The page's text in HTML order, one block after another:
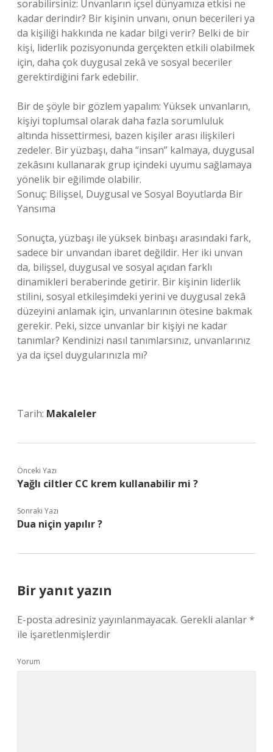
sorabilirsiniz: Unvanların içsel dünyamıza etkisi ne
kadar derindir? Bir kişinin unvanı, onun becerileri ya
da kişiliği hakkında ne kadar bilgi verir? Belki de bir
kişi, liderlik pozisyonunda gerçekten etkili olabilmek
için, daha çok duygusal zekâ ve sosyal beceriler
gerektirdiğini fark edebilir.
Bir de şöyle bir gözlem yapalım: Yüksek unvanların,
kişiyi toplumsal olarak daha fazla sorumluluk
altında hissettirmesi, bazen kişiler arası ilişkileri
zedeler. Bir yüzbaşı, daha “insan” kalmaya, duygusal
zekâsını kullanarak grup içindeki uyumu sağlamaya
yönelik bir eğilimde olabilir.
Sonuç: Bilişsel, Duygusal ve Sosyal Boyutlarda Bir
Yansıma
Sonuçta, yüzbaşı ile yüksek binbaşı arasındaki fark,
sadece bir unvandan ibaret değildir. Her iki unvan
da, bilişsel, duygusal ve sosyal açıdan farklı
dinamikleri beraberinde getirir. Bir kişinin liderlik
stilini, sosyal etkileşimdeki yerini ve duygusal zekâ
düzeyini anlamak için, unvanlarının ötesine bakmak
gerekir. Peki, sizce unvanlar bir kişiyi ne kadar
tanımlar? Kendinizi nasıl tanımlarsınız, unvanlarınız
ya da içsel duygularınızla mı?
Tarih: Makaleler
Önceki Yazı
Yağlı ciltler CC krem kullanabilir mi ?
Sonraki Yazı
Dua niçin yapılır ?
Bir yanıt yazın
E-posta adresiniz yayınlanmayacak. Gerekli alanlar*
ile işaretlenmişlerdir
Yorum